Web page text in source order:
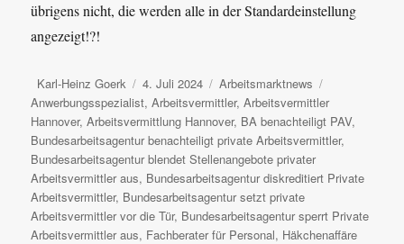
übrigens nicht, die werden alle in der Standardeinstellung
angezeigt!?!
Autor
Karl-Heinz Goerk
Veröffentlicht
am
4. Juli 2024 Kategorien
Arbeitsmarktnews
Anwerbungsspezialist,Arbeitsvermittler,Arbeitsvermittler
Hannover,Arbeitsvermittlung Hannover, BA benachteiligt PAV,
Bundesarbeitsagentur benachteiligt private Arbeitsvermittler,
Bundesarbeitsagentur blendet Stellenangebote privater
Arbeitsvermittler aus, Bundesarbeitsagentur diskreditiert Private
Arbeitsvermittler, Bundesarbeitsagentur setzt private
Arbeitsvermittler vor die Tür, Bundesarbeitsagentur sperrt Private
Arbeitsvermittler aus, Fachberater für Personal, Häkchenaffäre